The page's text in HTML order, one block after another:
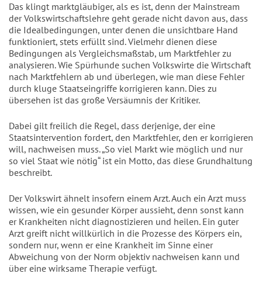
Das klingt marktgläubiger, als es ist, denn der Mainstream
der Volkswirtschaftslehre geht gerade nicht davon aus, dass
die Idealbedingungen, unter denen die unsichtbare Hand
funktioniert, stets erfüllt sind. Vielmehr dienen diese
Bedingungen als Vergleichsmaßstab, um Marktfehler zu
analysieren. Wie Spürhunde suchen Volkswirte die Wirtschaft
nach Marktfehlern ab und überlegen, wie man diese Fehler
durch kluge Staatseingriffe korrigieren kann. Dies zu
übersehen ist das große Versäumnis der Kritiker.
Dabei gilt freilich die Regel, dass derjenige, der eine
Staatsintervention fordert, den Marktfehler, den er korrigieren
will, nachweisen muss. „So viel Markt wie möglich und nur
so viel Staat wie nötig“ ist ein Motto, das diese Grundhaltung
beschreibt.
Der Volkswirt ähnelt insofern einem Arzt. Auch ein Arzt muss
wissen, wie ein gesunder Körper aussieht, denn sonst kann
er Krankheiten nicht diagnostizieren und heilen. Ein guter
Arzt greift nicht willkürlich in die Prozesse des Körpers ein,
sondern nur, wenn er eine Krankheit im Sinne einer
Abweichung von der Norm objektiv nachweisen kann und
über eine wirksame Therapie verfügt.